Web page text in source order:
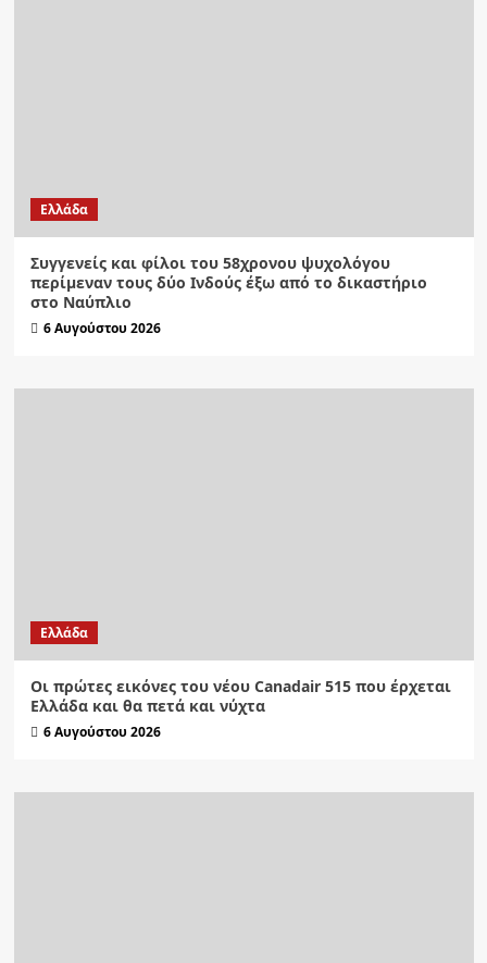
Ελλάδα
Συγγενείς και φίλοι του 58χρονου ψυχολόγου
περίμεναν τους δύο Ινδούς έξω από το δικαστήριο
στο Ναύπλιο
6 Αυγούστου 2026
Ελλάδα
Οι πρώτες εικόνες του νέου Canadair 515 που έρχεται
Ελλάδα και θα πετά και νύχτα
6 Αυγούστου 2026